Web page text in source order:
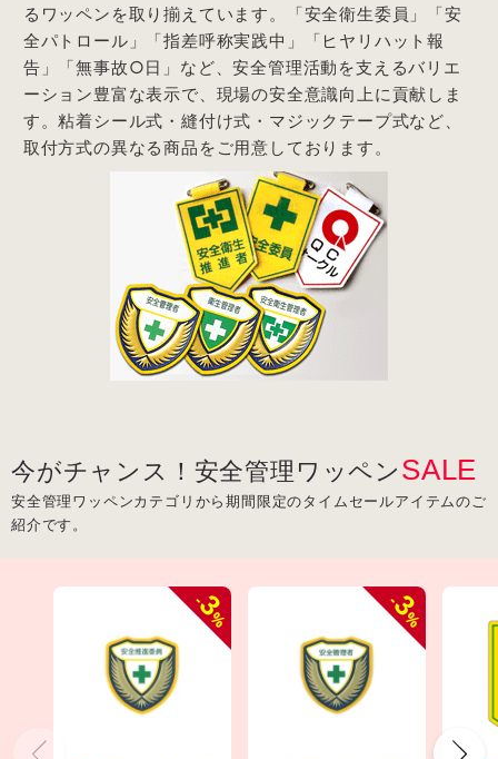
るワッペンを取り揃えています。「安全衛生委員」「安
全パトロール」「指差呼称実践中」「ヒヤリハット報
告」「無事故○日」など、安全管理活動を支えるバリエ
ーション豊富な表示で、現場の安全意識向上に貢献しま
す。粘着シール式・縫付け式・マジックテープ式など、
取付方式の異なる商品をご用意しております。
今がチャンス！安全管理ワッペンSALE
安全管理ワッペンカテゴリから期間限定のタイムセールアイテムのご
紹介です。
-
3
%
-
3
%